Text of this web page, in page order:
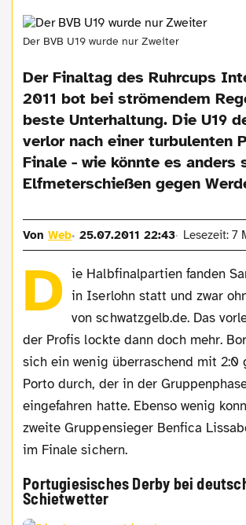
Der BVB U19 wurde nur Zweiter
Der Finaltag des Ruhrcups
2011 bot bei strömendem
beste Unterhaltung. Die U19
verlor nach einer turbulenten
Finale - wie könnte es anders
Elfmeterschießen gegen
VonWeb 25.07.2011 22:43 Lesezeit: 7
D ie Halbfinalpartien fanden
in Iserlohn statt und zwar
von schwatzgelb.de. Das
der Profis lockte dann doch mehr.
sich ein wenig überraschend mit 2:0
Porto durch, der in der
eingefahren hatte. Ebenso wenig
zweite Gruppensieger Benfica
im Finale sichern.
Portugiesisches Derby bei
Schietwetter